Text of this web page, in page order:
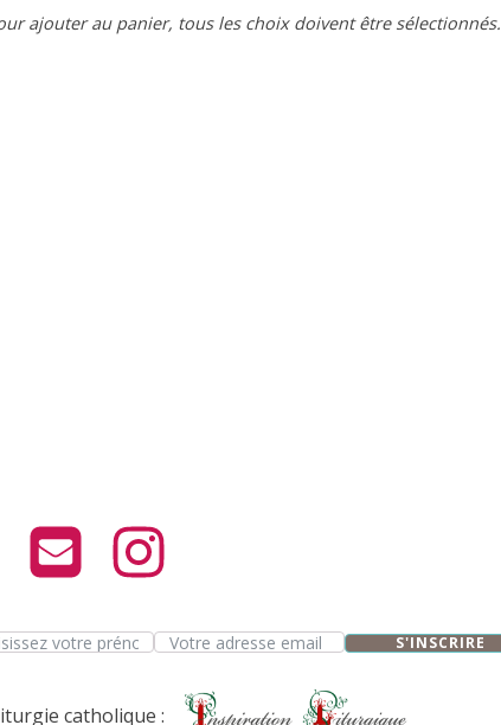
ajouter au panier, tous les choix doivent être sélectionnés.
S'INSCRIRE
catholique :